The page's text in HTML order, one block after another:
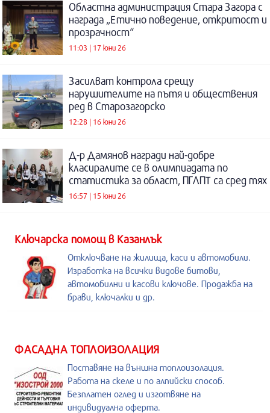
Областна администрация Стара Загора с
награда „Етично поведение, откритост и
прозрачност“
11:03 | 17 юни 26
Засилват контрола срещу
нарушителите на пътя и обществения
ред в Старозагорско
12:28 | 16 юни 26
Д-р Дамянов награди най-добре
класиралите се в олимпиадата по
статистика за област, ПГЛПТ са сред тях
16:57 | 15 юни 26
Kлючарска помощ в Казанлък
Отключване на жилища, каси и автомобили.
Изработка на всички видове битови,
автомобилни и касови ключове. Продажба на
брави, ключалки и др.
ФАСАДНА ТОПЛОИЗОЛАЦИЯ
Поставяне на външна топлоизолация.
Работа на скеле и по алпийски способ.
Безплатен оглед и изготвяне на
индивидуална оферта.